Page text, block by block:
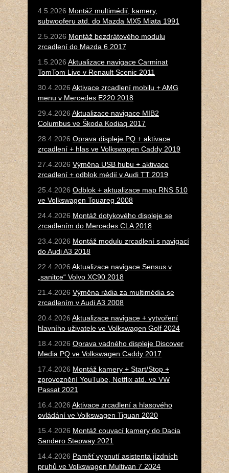
4.5.2026 Montáž multimédií, kamery,
subwooferu atd. do Mazda MX5 Miata 1991
2.5.2026 Montáž bezdrátového modulu
zrcadlení do Mazda 6 2017
1.5.2026 Aktualizace navigace Carminat
TomTom Live v Renault Scenic 2011
30.4.2026 Aktivace zrcadlení mobilu + AMG
menu v Mercedes E220 2018
29.4.2026 Aktualizace navigace MIB2
Columbus ve Škoda Kodiaq 2017
28.4.2026 Oprava displeje PQ + aktivace
zrcadlení + hlas ve Volkswagen Caddy 2019
27.4.2026 Výměna USB hubu + aktivace
zrcadlení + odblok médií v Audi TT 2019
25.4.2026 Odblok + aktualizace map RNS 510
ve Volkswagen Touareg 2008
24.4.2026 Montáž dotykového displeje se
zrcadlením do Mercedes CLA 2018
23.4.2026 Montáž modulu zrcadlení s navigací
do Audi A3 2018
22.4.2026 Aktualizace navigace Sensus v
„sanitce“ Volvo XC90 2018
21.4.2026 Výměna rádia za multimédia se
zrcadlením v Audi A3 2008
20.4.2026 Aktualizace navigace + vytvoření
hlavního uživatele ve Volkswagen Golf 2024
18.4.2026 Oprava vadného displeje Discover
Media PQ ve Volkswagen Caddy 2017
17.4.2026 Montáž kamery + Start/Stop +
zprovoznění YouTube, Netflix atd. ve VW
Passat 2021
16.4.2026 Aktivace zrcadlení a hlasového
ovládání ve Volkswagen Tiguan 2020
15.4.2026 Montáž couvací kamery do Dacia
Sandero Stepway 2021
14.4.2026 Paměť vypnutí asistenta jízdních
pruhů ve Volkswagen Multivan 7 2024